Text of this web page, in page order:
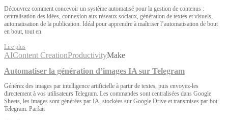
Découvrez comment concevoir un système automatisé pour la gestion de contenus :
centralisation des idées, connexion aux réseaux sociaux, génération de textes et visuels,
automatisation de la publication. Idéal pour apprendre à maîtriser l’automatisation de bout
en bout, tout en
Lire plus
AIContent CreationProductivityMake
Automatiser la génération d’images IA sur Telegram
Générez des images par intelligence artificielle à partir de textes, puis envoyez-les
directement à vos utilisateurs Telegram. Les commandes sont centralisées dans Google
Sheets, les images sont générées par IA, stockées sur Google Drive et transmises par bot
Telegram. Parfait